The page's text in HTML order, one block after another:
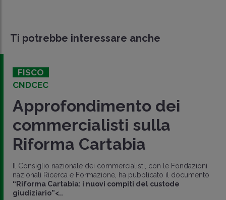
Ti potrebbe interessare anche
FISCO
CNDCEC
Approfondimento dei
commercialisti sulla
Riforma Cartabia
Il Consiglio nazionale dei commercialisti, con le Fondazioni
nazionali Ricerca e Formazione, ha pubblicato il documento
“Riforma Cartabia: i nuovi compiti del custode
giudiziario”<..